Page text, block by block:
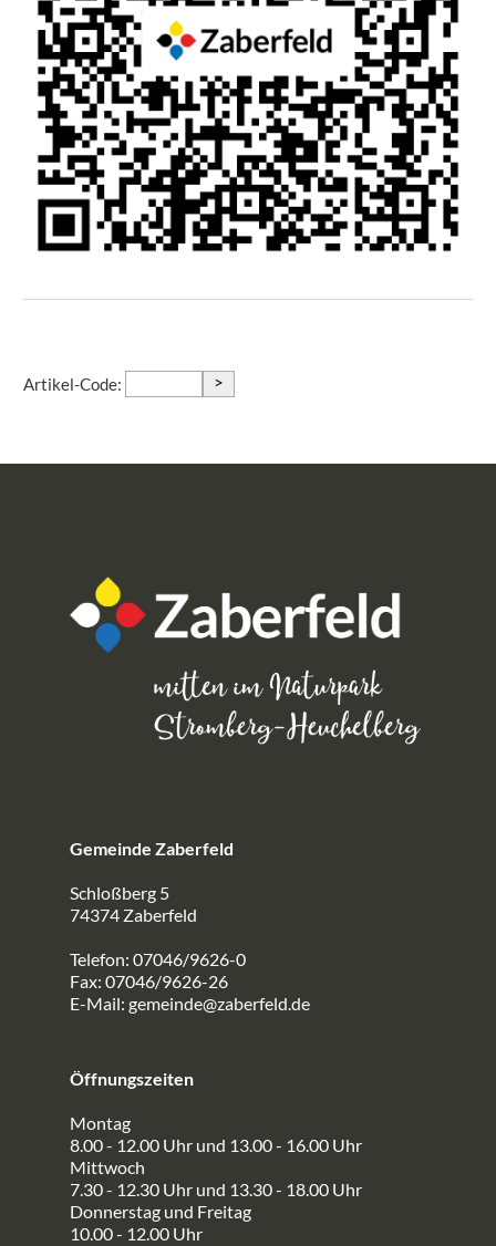
Artikel-Code: >
Gemeinde Zaberfeld
Schloßberg 5
74374 Zaberfeld
Telefon: 07046/9626-0
Fax: 07046/9626-26
E-Mail: gemeinde@zaberfeld.de
Öffnungszeiten
Montag
8.00 - 12.00 Uhr und 13.00 - 16.00 Uhr
Mittwoch
7.30 - 12.30 Uhr und 13.30 - 18.00 Uhr
Donnerstag und Freitag
10.00 - 12.00 Uhr